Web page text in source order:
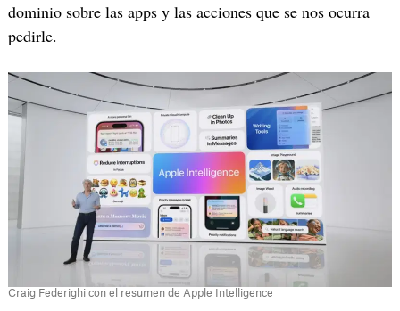
dominio sobre las apps y las acciones que se nos ocurra
pedirle.
Craig Federighi con el resumen de Apple Intelligence